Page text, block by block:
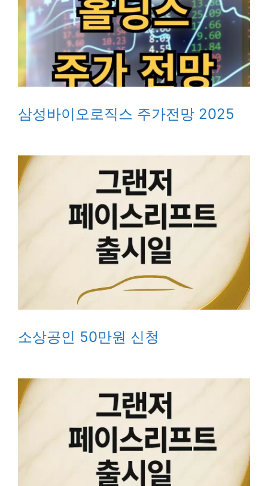
삼성바이오로직스 주가전망 2025
소상공인 50만원 신청